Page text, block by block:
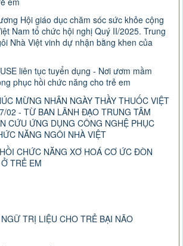
Hội giáo dục chăm sóc sức khỏe cộng
Nam tổ chức hội nghị Quý II/2025. Trung
Nhà Việt vinh dự nhận bằng khen của
liên tục tuyển dụng - Nơi ươm mầm
phục hồi chức năng cho trẻ em
MỪNG NHÂN NGÀY THẦY THUỐC VIỆT
02 - TỪ BAN LÃNH ĐẠO TRUNG TÂM
CỨU ỨNG DỤNG CÔNG NGHỆ PHỤC
NĂNG NGÔI NHÀ VIỆT
CHỨC NĂNG XƠ HOÁ CƠ ỨC ĐÒN
TRẺ EM
TRỊ LIỆU CHO TRẺ BẠI NÃO